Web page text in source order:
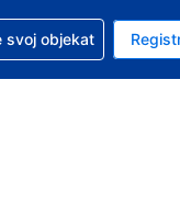
je američki
jezik je Srpskom
u vezi sa
svoj objekat